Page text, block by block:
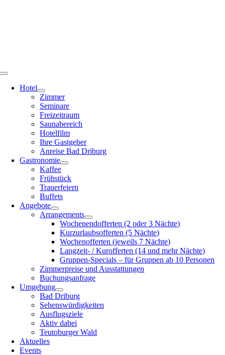
Toggle
Navigation
Hotel
Zimmer
Seminare
Freizeitraum
Saunabereich
Hotelfilm
Ihre Gastgeber
Anreise Bad Driburg
Gastronomie
Kaffee
Frühstück
Trauerfeiern
Buffets
Angebote
Arrangements
Wochenendofferten (2 oder 3 Nächte)
Kurzurlaubsofferten (5 Nächte)
Wochenofferten (jeweils 7 Nächte)
Langzeit- / Kurofferten (14 und mehr Nächte)
Gruppen-Specials – für Gruppen ab 10 Personen
Zimmerpreise und Ausstattungen
Buchungsanfrage
Umgebung
Bad Driburg
Sehenswürdigkeiten
Ausflugsziele
Aktiv dabei
Teutoburger Wald
Aktuelles
Events